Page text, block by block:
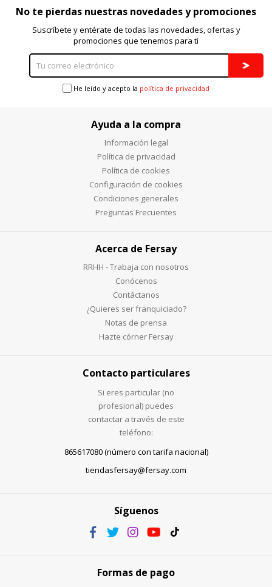
No te pierdas nuestras novedades y promociones
Suscríbete y entérate de todas las novedades, ofertas y
promociones que tenemos para ti
He leído y acepto la política de privacidad
Ayuda a la compra
Información legal
Política de privacidad
Política de cookies
Configuración de cookies
Condiciones generales
Preguntas Frecuentes
Acerca de Fersay
RRHH - Trabaja con nosotros
Conócenos
Contáctanos
¿Quieres ser franquiciado?
Notas de prensa
Hazte córner Fersay
Contacto particulares
Si eres particular (no
profesional) puedes
contactar a través de este
teléfono:
865617080 (número con tarifa nacional)
tiendasfersay@fersay.com
Síguenos
Formas de pago